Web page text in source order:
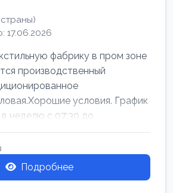
17.06.2026
фабрику в пром зоне
производственный
условия. График
неделю с 07:30 до
Подробнее